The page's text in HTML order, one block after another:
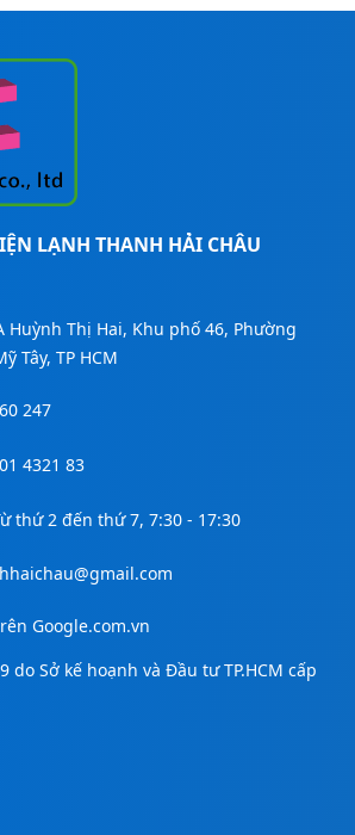
thì hãy liên hệ ngay
nhất nhé!
LẠNH THANH HẢI CHÂU
Huỳnh Thị Hai, Khu phố 46, Phường
Tây, TP HCM
247
4321 83
thứ 2 đến thứ 7, 7:30 - 17:30
Google.com.vn
do Sở kế hoạnh và Đầu tư TP.HCM cấp